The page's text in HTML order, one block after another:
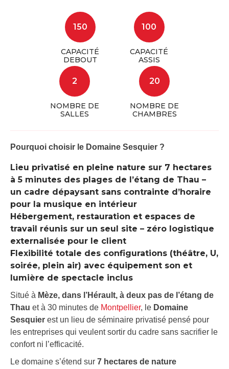
150
CAPACITÉ
DEBOUT
100
CAPACITÉ
ASSIS
2
NOMBRE DE
SALLES
20
NOMBRE DE
CHAMBRES
Pourquoi choisir le Domaine Sesquier ?
Lieu privatisé en pleine nature sur 7 hectares
à 5 minutes des plages de l’étang de Thau –
un cadre dépaysant sans contrainte d’horaire
pour la musique en intérieur
Hébergement, restauration et espaces de
travail réunis sur un seul site – zéro logistique
externalisée pour le client
Flexibilité totale des configurations (théâtre, U,
soirée, plein air) avec équipement son et
lumière de spectacle inclus
Situé à Mèze, dans l’Hérault, à deux pas de l’étang de
Thau et à 30 minutes de Montpellier, le Domaine
Sesquier est un lieu de séminaire privatisé pensé pour
les entreprises qui veulent sortir du cadre sans sacrifier le
confort ni l’efficacité.
Le domaine s’étend sur 7 hectares de nature